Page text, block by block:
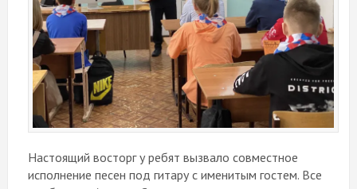
Настоящий восторг у ребят вызвало совместное
исполнение песен под гитару с именитым гостем. Все